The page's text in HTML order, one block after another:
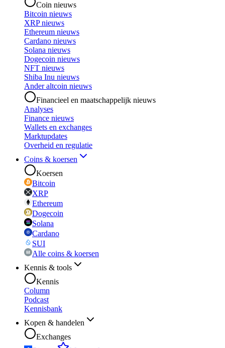
Coin nieuws
Bitcoin nieuws
XRP nieuws
Ethereum nieuws
Cardano nieuws
Solana nieuws
Dogecoin nieuws
NFT nieuws
Shiba Inu nieuws
Ander altcoin nieuws
Financieel en maatschappelijk nieuws
Analyses
Finance nieuws
Wallets en exchanges
Marktupdates
Overheid en regulatie
Coins & koersen
Koersen
Bitcoin
XRP
Ethereum
Dogecoin
Solana
Cardano
SUI
Alle coins & koersen
Kennis & tools
Kennis
Column
Podcast
Kennisbank
Kopen & handelen
Exchanges